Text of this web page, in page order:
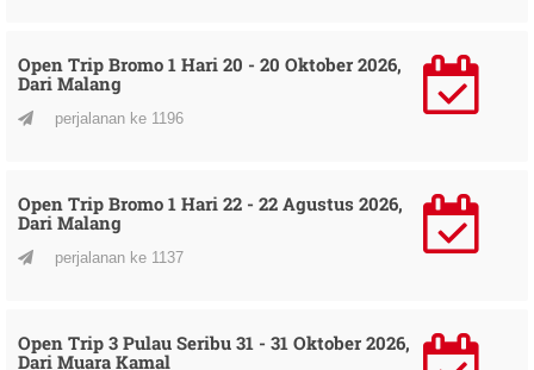
Open Trip Bromo 1 Hari 20 - 20 Oktober 2026,
Dari Malang
perjalanan ke 1196
Open Trip Bromo 1 Hari 22 - 22 Agustus 2026,
Dari Malang
perjalanan ke 1137
Open Trip 3 Pulau Seribu 31 - 31 Oktober 2026,
Dari Muara Kamal